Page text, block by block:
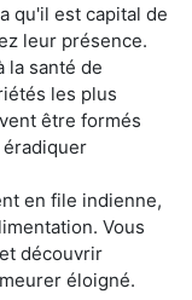
qu'il est capital de
leur présence.
la santé de
les plus
être formés
en file indienne,
Vous
découvrir
éloigné.